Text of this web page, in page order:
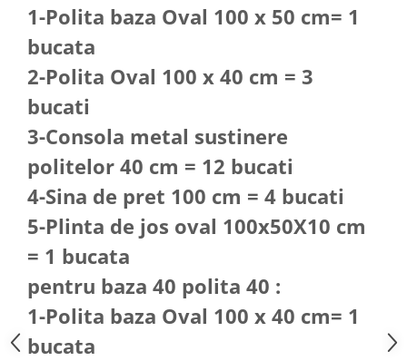
1-Polita baza Oval 100 x 50 cm= 1
bucata
2-Polita Oval 100 x 40 cm = 3
bucati
3-Consola metal sustinere
politelor 40 cm = 12 bucati
4-Sina de pret 100 cm = 4 bucati
5-Plinta de jos oval 100x50X10 cm
= 1 bucata
pentru baza 40 polita 40 :
1-Polita baza Oval 100 x 40 cm= 1
bucata